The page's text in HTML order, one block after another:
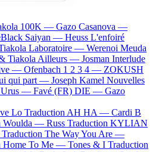
100K — Gazo Casanova —
Saiyan — Heuss L'enfoiré
Laboratoire — Werenoi Meuda
Tiakola Ailleurs — Josman Interlude
— Ofenbach 1 2 3 4 — ZOKUSH
qui part — Joseph Kamel Nouvelles
Urus — Favé (FR) DIE — Gazo
Lo Traduction AH HA — Cardi B
Woulda — Russ Traduction KYLIAN
Traduction The Way You Are —
Home To Me — Tones & I Traduction